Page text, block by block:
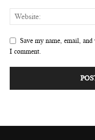
Save my name, email,
I comment.